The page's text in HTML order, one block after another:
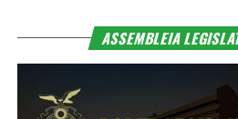
ASSEMBLEIA